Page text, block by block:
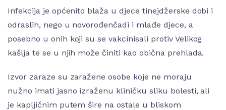
Infekcija je općenito blaža u djece tinejdžerske dobi i
odraslih, nego u novorođenčadi i mlađe djece, a
posebno u onih koji su se vakcinisali protiv Velikog
kašlja te se u njih može činiti kao obična prehlada.
Izvor zaraze su zaražene osobe koje ne moraju
nužno imati jasno izraženu kliničku sliku bolesti, ali
je kapljičnim putem šire na ostale u bliskom